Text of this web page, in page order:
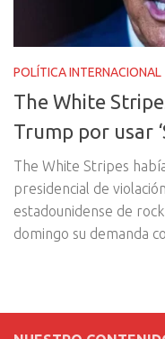
POLÍTICA INTERNACIONAL
The White
Trump por usar
The White Stripes
presidencial de
estadounidense de
domingo su demanda